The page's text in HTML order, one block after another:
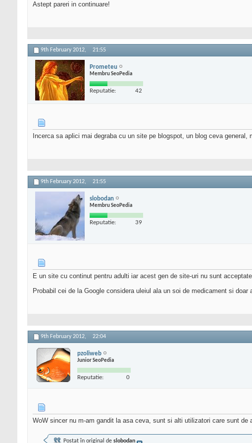
Astept pareri in continuare!
9th February 2012, 21:55
Prometeu
Membru SeoPedia
Reputatie: 42
Incerca sa aplici mai degraba cu un site pe blogspot, un blog ceva
9th February 2012, 21:55
slobodan
Membru SeoPedia
Reputatie: 39
E un site cu continut pentru adulti iar acest gen de site-uri nu sunt
Probabil cei de la Google considera uleiul ala un soi de medicament si
9th February 2012, 22:04
pzoliweb
Junior SeoPedia
Reputatie: 0
WoW sincer nu m-am gandit la asa ceva, sunt si alti utilizatori care sunt de
Postat în original de slobodan